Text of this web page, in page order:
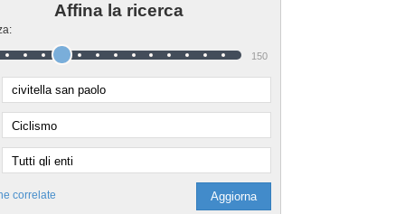
Affina la ricerca
150
correlate